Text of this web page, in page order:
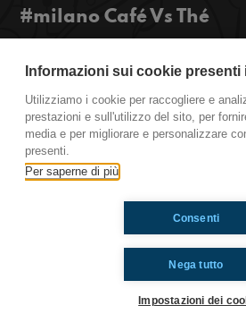
#milano Café Vs Thé
le thé as désormais pris sa
#ToiAussi
Ti è piaciuto? Condividilo!
Informazioni sui cookie
Utilizziamo i cookie per raccogliere e
prestazioni e sull'utilizzo del sito, per
media e per migliorare e personalizzare
presenti.
Per saperne di più
Nega tutto
Consenti
Impostazioni dei